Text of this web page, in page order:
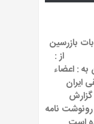
بازرسین
۹۸ از :
: اعضاء
ایران
گزارش
هیئت مدیره و عملکرد مالی سال ۹۷ رونوشت نامه